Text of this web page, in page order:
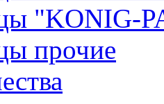
"KONIG-
прочие